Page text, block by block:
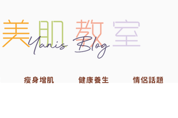
瘦身增肌 健康養生 情侶話題